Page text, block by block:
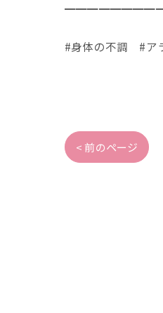
#身体の不調 #ア
< 前のページ